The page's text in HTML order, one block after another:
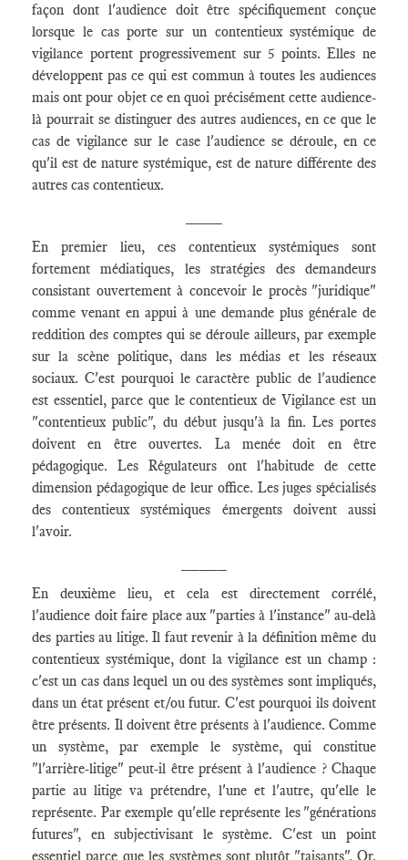
façon dont l'audience doit être spécifiquement conçue
lorsque le cas porte sur un contentieux systémique de
vigilance portent progressivement sur 5 points. Elles ne
développent pas ce qui est commun à toutes les audiences
mais ont pour objet ce en quoi précisément cette audience-
là pourrait se distinguer des autres audiences, en ce que le
cas de vigilance sur le case l'audience se déroule, en ce
qu'il est de nature systémique, est de nature différente des
autres cas contentieux.
En premier lieu, ces contentieux systémiques sont
fortement médiatiques, les stratégies des demandeurs
consistant ouvertement à concevoir le procès "juridique"
comme venant en appui à une demande plus générale de
reddition des comptes qui se déroule ailleurs, par exemple
sur la scène politique, dans les médias et les réseaux
sociaux. C'est pourquoi le caractère public de l'audience
est essentiel, parce que le contentieux de Vigilance est un
"contentieux public", du début jusqu'à la fin. Les portes
doivent en être ouvertes. La menée doit en être
pédagogique. Les Régulateurs ont l'habitude de cette
dimension pédagogique de leur office. Les juges spécialisés
des contentieux systémiques émergents doivent aussi
l'avoir.
En deuxième lieu, et cela est directement corrélé,
l'audience doit faire place aux "parties à l'instance" au-delà
des parties au litige. Il faut revenir à la définition même du
contentieux systémique, dont la vigilance est un champ :
c'est un cas dans lequel un ou des systèmes sont impliqués,
dans un état présent et/ou futur. C'est pourquoi ils doivent
être présents. Il doivent être présents à l'audience. Comme
un système, par exemple le système, qui constitue
"l'arrière-litige" peut-il être présent à l'audience ? Chaque
partie au litige va prétendre, l'une et l'autre, qu'elle le
représente. Par exemple qu'elle représente les "générations
futures", en subjectivisant le système. C'est un point
essentiel parce que les systèmes sont plutôt "taisants". Or,